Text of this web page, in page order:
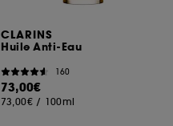
CLARINS
Huile Anti-Eau
160
73,00€
73,00€ / 100ml